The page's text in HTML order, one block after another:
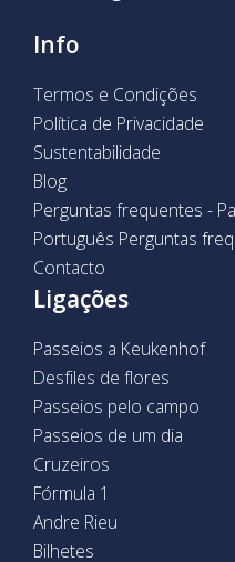
Info
Termos e Condições
Política de Privacidade
Sustentabilidade
Blog
Perguntas frequentes -
Português Perguntas
Contacto
Ligações
Passeios a Keukenhof
Desfiles de flores
Passeios pelo campo
Passeios de um dia
Cruzeiros
Fórmula 1
Andre Rieu
Bilhetes